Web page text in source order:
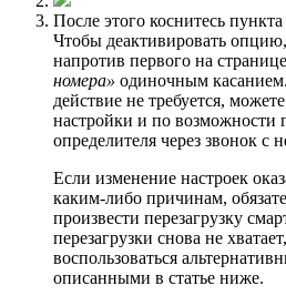
После этого коснитесь пункта
Чтобы деактивировать
напротив первого на
номера» одиночным
действие не требуется,
настройки и по возможности
определителя через звонок с
Если изменение настроек
каким-либо причинам,
произвести перезагрузку
перезагрузки снова не
воспользоваться
описанными в статье ниже.